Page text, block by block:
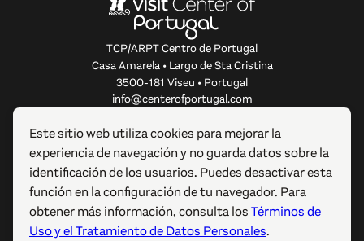
TCP/ARPT Centro de Portugal
Casa Amarela • Largo de Sta Cristina
3500-181 Viseu • Portugal
info@centerofportugal.com
SOBRE ESTE SITIO WEB
ENLACES ÚTILES
SÍGUENOS
Este sitio web utiliza cookies para mejorar la
experiencia de navegación y no guarda datos sobre la
identificación de los usuarios. Puedes desactivar esta
función en la configuración de tu navegador. Para
obtener más información, consulta losTérminos de
Uso y el Tratamiento de Datos Personales.